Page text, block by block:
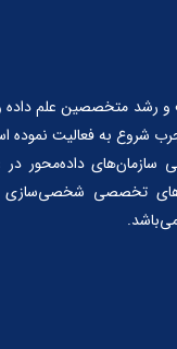
و رشد متخصصین علم
شروع به فعالیت نموده
سازمان‌های داده‌محور
تخصصی شخصی‌سازی